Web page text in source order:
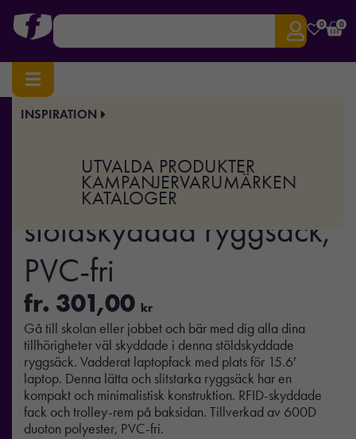
0 0
INSPIRATION
UTVALDA PRODUKTER
KAMPANJERVARUMÄRKEN
KATALOGER
Hem/Fritid/Säkerhet/ Standard RFID stöldskyddad ryggsäck, PVC-fri
Standard RFID
stöldskyddad ryggsäck,
PVC-fri
fr. 301,00 kr
Gå till skolan eller jobbet och bär med dig alla dina
tillhörigheter väl skyddade i denna stöldskyddade
ryggsäck. Vadderat laptopfack med plats för 15.6′
laptop. Denna lätta och slitstarka ryggsäck har en
kompakt och minimalistisk konstruktion. RFID-skyddade
fack och trolley-rem på baksidan. Tillverkad av 600D
duoton polyester, PVC-fri.